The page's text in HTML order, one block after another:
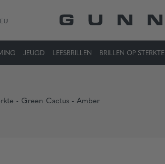
JEUGD LEESBRILLEN BRILLEN OP STERKTE
- Green Cactus - Amber